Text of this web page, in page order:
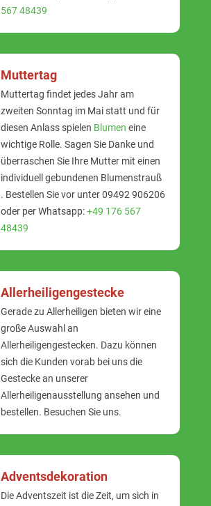
567 48439
Muttertag
Muttertag findet jedes Jahr am
zweiten Sonntag im Mai statt und für
diesen Anlass spielen Blumen eine
wichtige Rolle. Sagen Sie Danke und
überraschen Sie Ihre Mutter mit einen
individuell gebundenen Blumenstrauß
. Bestellen Sie vor unter 09492 906206
oder per Whatsapp:+49 176 567
48439
Allerheiligengestecke
Gerade zu Allerheiligen bieten wir eine
große Auswahl an
Allerheiligengestecken. Dazu können
sich die Kunden vorab bei uns die
Gestecke an unserer
Allerheiligenausstellung ansehen und
bestellen. Besuchen Sie uns.
Adventsdekoration
Die Adventszeit ist die Zeit, um sich in